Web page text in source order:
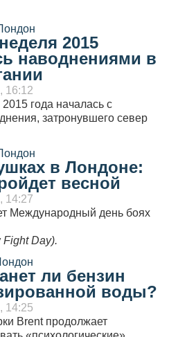
2015
наводнениями в
16:12
года началась с
затронувшего север
в Лондоне:
весной
14:27
Международный день боях
Day).
ли бензин
воды?
14:25
Brent продолжает